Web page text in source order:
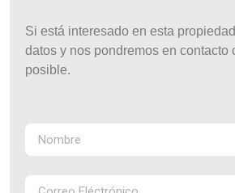
Si está interesado en esta
datos y nos pondremos en contacto
posible.